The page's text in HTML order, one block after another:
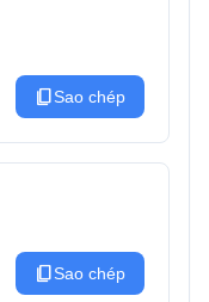
content_copySao chép
content_copySao chép